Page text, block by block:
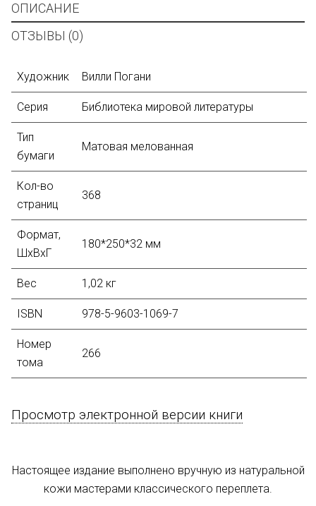
ОПИСАНИЕ
ОТЗЫВЫ (0)
Художник Вилли Погани
Серия Библиотека мировой литературы
Тип
бумаги
Матовая мелованная
Кол-во
страниц
368
Формат,
ШхВхГ
180*250*32 мм
Вес 1,02 кг
ISBN 978-5-9603-1069-7
Номер
тома
266
Просмотр электронной версии книги
Настоящее издание выполнено вручную из натуральной
кожи мастерами классического переплета.